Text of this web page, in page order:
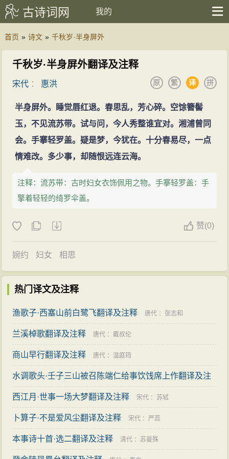
古诗词网 我的
首页 » 诗文 » 千秋岁·半身屏外
千秋岁·半身屏外翻译及注释
宋代 ： 惠洪 拼
译
繁
原
半身屏外。睡觉唇红退。春思乱，芳心碎。空馀簪髻
玉，不见流苏带。试与问，今人秀整谁宜对。湘浦曾同
会。手搴轻罗盖。疑是梦，今犹在。十分春易尽，一点
情难改。多少事，却随恨远连云海。
注释：流苏带：古时妇女衣饰佩用之物。手搴轻罗盖：手
擎着轻轻的绮罗伞盖。
赞(0)
婉约 妇女 相思
热门译文及注释
渔歌子·西塞山前白鹭飞翻译及注释 唐代 ： 张志和
兰溪棹歌翻译及注释 唐代 ：戴叔伦
商山早行翻译及注释 唐代 ：温庭筠
水调歌头·壬子三山被召陈端仁给事饮饯席上作翻译及注
释 宋代：辛弃疾
西江月·世事一场大梦翻译及注释 宋代 ： 苏轼
卜算子·不是爱风尘翻译及注释 宋代 ： 严蕊
本事诗十首·选二翻译及注释 清代 ： 苏曼殊